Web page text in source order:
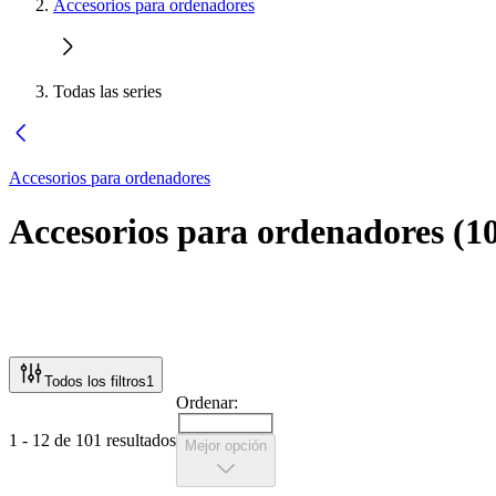
Accesorios para ordenadores
Todas las series
Accesorios para ordenadores
Accesorios para ordenadores (
Todos los filtros1
1 - 12 de 101 resultados
Ordenar:
Mejor opción